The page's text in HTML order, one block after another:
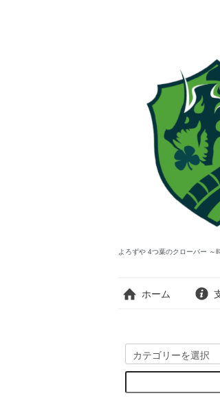
よろずや 4つ葉のクローバー ～
ホーム